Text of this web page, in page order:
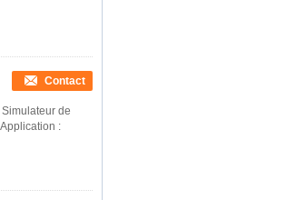
Contact
de
: